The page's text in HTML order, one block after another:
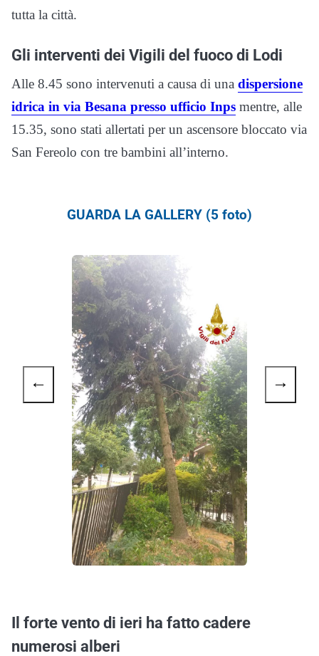
tutta la città.
Gli interventi dei Vigili del fuoco di Lodi
Alle 8.45 sono intervenuti a causa di una dispersione
idrica in via Besana presso ufficio Inps mentre, alle
15.35, sono stati allertati per un ascensore bloccato via
San Fereolo con tre bambini all’interno.
GUARDA LA GALLERY (5 foto)
← →
Il forte vento di ieri ha fatto cadere
numerosi alberi